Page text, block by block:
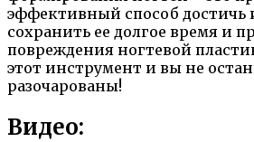
эффективный способ достичь
сохранить ее долгое время и
повреждения ногтевой
этот инструмент и вы не
разочарованы!
Видео: